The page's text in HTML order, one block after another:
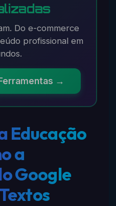
Do e-commerce
profissional em
→
Educação
a
Google